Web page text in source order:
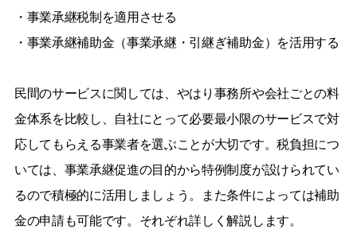
・事業承継税制を適用させる
・事業承継補助金（事業承継・引継ぎ補助金）を活用する
民間のサービスに関しては、やはり事務所や会社ごとの料
金体系を比較し、自社にとって必要最小限のサービスで対
応してもらえる事業者を選ぶことが大切です。税負担につ
いては、事業承継促進の目的から特例制度が設けられてい
るので積極的に活用しましょう。また条件によっては補助
金の申請も可能です。それぞれ詳しく解説します。